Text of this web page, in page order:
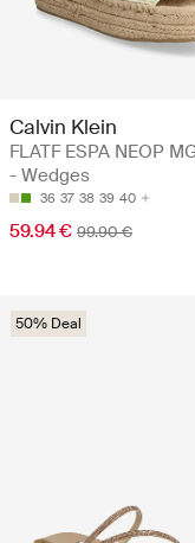
Calvin Klein
FLATF ESPA NEOP
- Wedges
36 37 38 39 40
59.94 € 99.90 €
50% Deal